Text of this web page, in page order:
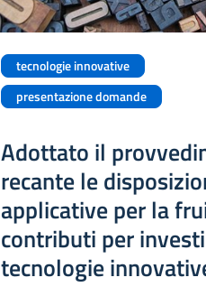
tecnologie innovative
presentazione domande
Adottato il
recante le
applicative per la
contributi per
tecnologie